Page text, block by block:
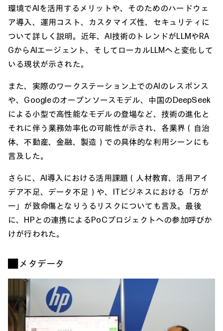
環境でAIを活用するメリットや、そのためのハードウェ
ア導入、運用コスト、カスタマイズ性、セキュリティに
ついて詳しく説明。近年、AI技術のトレンドがLLMやRA
GからAIエージェント、そしてローカルLLMへと変化して
いる現状が示された。
また、実際のワークステーション上でのAIのレスポンス
や、Googleのオープンソースモデル、中国のDeepSeek
による小型で高性能なモデルの登場など、技術の進化と
それに伴う業務効率化の可能性が示され、各業界（自治
体、不動産、金融、製造）での具体的な利用シーンにも
言及した。
さらに、AI導入における活用課題（人材教育、活用アイ
デア不足、データ不足）や、ITビジネスにおける「万が
一」が致命傷となりうるリスクについても言及。最後
に、HPとの連携によるPoCプロジェクトへの参加呼びか
けが行われた。
■ メタデータ